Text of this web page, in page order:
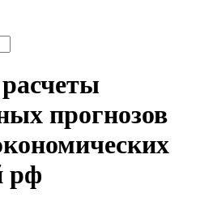
прогнозов
рф